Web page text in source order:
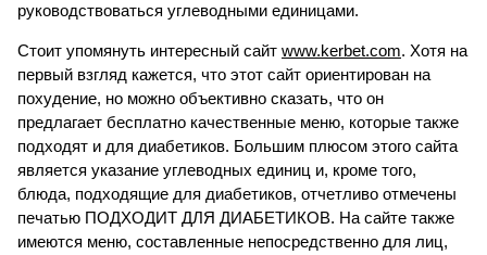
руководствоваться углеводными единицами.
Стоит упомянуть интересный сайт www.kerbet.com. Хотя на
первый взгляд кажется, что этот сайт ориентирован на
похудение, но можно объективно сказать, что он
предлагает бесплатно качественные меню, которые также
подходят и для диабетиков. Большим плюсом этого сайта
является указание углеводных единиц и, кроме того,
блюда, подходящие для диабетиков, отчетливо отмечены
печатью ПОДХОДИТ ДЛЯ ДИАБЕТИКОВ. На сайте также
имеются меню, составленные непосредственно для лиц,